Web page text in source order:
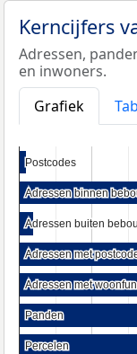
Kerncijfers
Adressen,
en inwoners.
Grafiek
Postcodes
Postcodes
Adressen binnen
Adressen binnen
Adressen buiten
Adressen buiten
Adressen met
Adressen met
Adressen met
Adressen met
Panden
Panden
Percelen
Percelen